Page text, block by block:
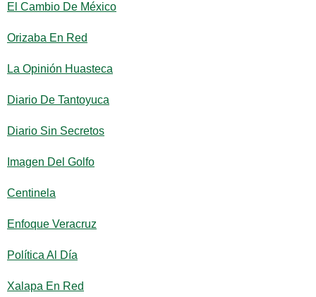
El Cambio De México
Orizaba En Red
La Opinión Huasteca
Diario De Tantoyuca
Diario Sin Secretos
Imagen Del Golfo
Centinela
Enfoque Veracruz
Política Al Día
Xalapa En Red